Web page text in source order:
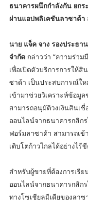
ธนาคารผนึกกำลังกัน ยก
ผ่านแอปพลิเคชันลาซาด้า
นาย แจ็ค จาง รองประธา
จำกัด กล่าวว่า “ความร่ว
เพื่อเปิดตัวบริการการให้
ซาด้า เป็นประสบการณ์ให
เข้ามาช่วยวิเคราะห์ข้อมู
สามารถอนุมัติวงเงินสินเ
ออนไลน์จากธนาคารกสิก
ฟอร์มลาซาด้า สามารถเข้
เติบโตก้าวไกลได้อย่างไร้
สำหรับผู้ขายที่ต้องการเรีย
ออนไลน์จากธนาคารกสิก
ทางโซเชียลมีเดียของลาซ